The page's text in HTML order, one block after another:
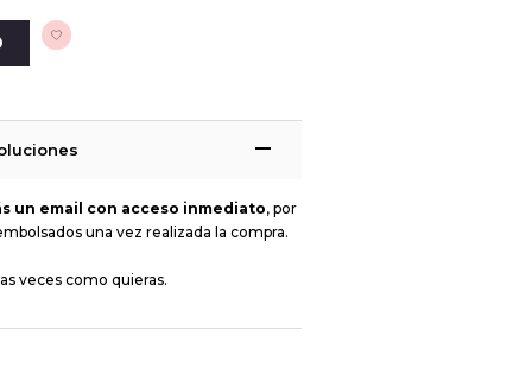
un email con acceso inmediato, por
una vez realizada la compra.
veces como quieras.